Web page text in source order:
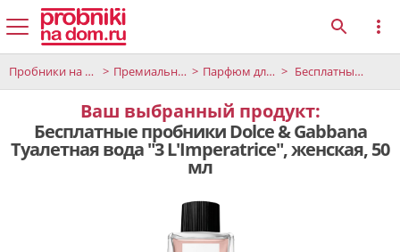
Пробники на дом Премиальные продукты Парфюм для женщин Бесплатные пробники Dolce & Gabbana Туалетная вода "3 L'Imperatrice", женская, 50 мл
Ваш выбранный продукт:
Бесплатные пробники Dolce & Gabbana
Туалетная вода "3 L'Imperatrice", женская, 50
мл